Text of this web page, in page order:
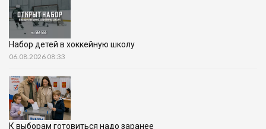
Набор детей в хоккейную школу
06.08.2026 08:33
К выборам готовиться надо заранее